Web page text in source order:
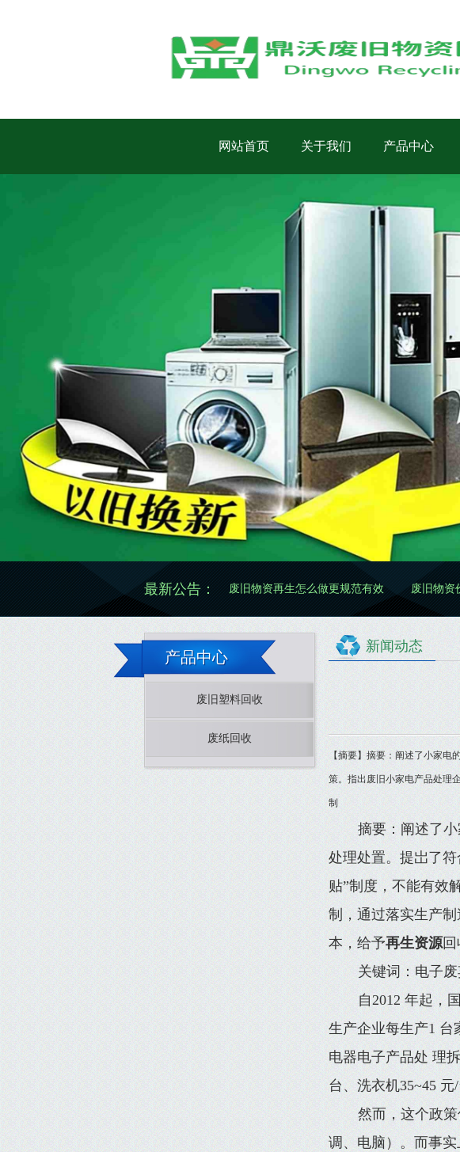
网站首页 关于我们 产品中心
最新公告：
废旧物资再生怎么做更规范有效 废旧物资价格怎么看更准
产品中心
废旧塑料回收
废纸回收
新闻动态
【摘要】摘要：阐述了小家
策。指出废旧小家电产品处理
制
摘要：阐述了
处理处置。提岀了
贴”制度，不能有效
制，通过落实生产
本，给予再生资源回
关键词：电子
自2012 年起，
生产企业每生产1 台
电器电子产品处 理
台、洗衣机35~45 元
然而，这个政
调、电脑）。而事